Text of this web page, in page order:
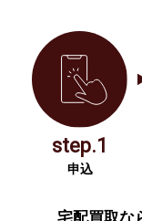
step.1
申込